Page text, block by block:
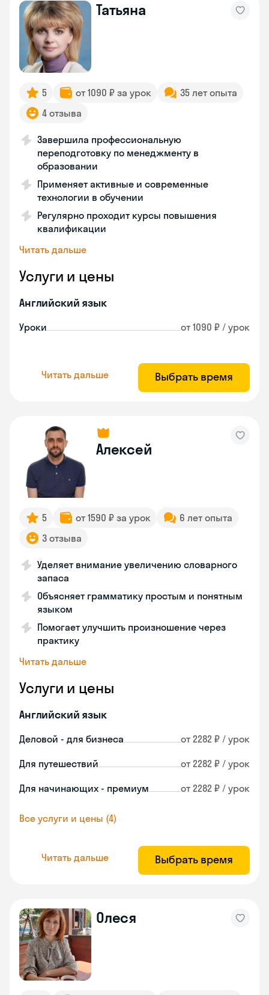
Татьяна
5 от 1090 ₽ за урок
35 лет опыта
4 отзыва
Завершила профессиональную
переподготовку по менеджменту в
образовании
Применяет активные и современные
технологии в обучении
Регулярно проходит курсы повышения
квалификации
Читать дальше
Услуги и цены
Английский язык
Уроки от 1090 ₽ / урок
Читать дальше Выбрать время
Алексей
5 от 1590 ₽ за урок
6 лет опыта
3 отзыва
Уделяет внимание увеличению словарного
запаса
Объясняет грамматику простым и понятным
языком
Помогает улучшить произношение через
практику
Читать дальше
Услуги и цены
Английский язык
Деловой - для бизнеса от 2282 ₽ / урок
Для путешествий от 2282 ₽ / урок
Для начинающих - премиум от 2282 ₽ / урок
Все услуги и цены (4)
Читать дальше Выбрать время
Олеся